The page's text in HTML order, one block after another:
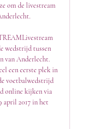
om de livestream
wedstrijd tussen
van Anderlecht.
een eerste plek in
voetbalwedstrijd
online kijken via
april 2017 in het